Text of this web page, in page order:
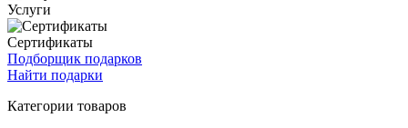
Услуги
Сертификаты
Подборщик подарков
Найти подарки
Категории товаров